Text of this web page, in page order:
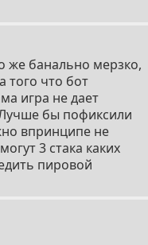
же банально мерзко,
того что бот
игра не дает
бы пофиксили
впринципе не
3 стака каких
пировой